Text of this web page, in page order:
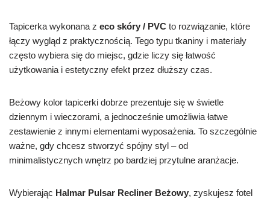
Tapicerka wykonana z eco skóry / PVC to rozwiązanie, które
łączy wygląd z praktycznością. Tego typu tkaniny i materiały
często wybiera się do miejsc, gdzie liczy się łatwość
użytkowania i estetyczny efekt przez dłuższy czas.
Beżowy kolor tapicerki dobrze prezentuje się w świetle
dziennym i wieczorami, a jednocześnie umożliwia łatwe
zestawienie z innymi elementami wyposażenia. To szczególnie
ważne, gdy chcesz stworzyć spójny styl – od
minimalistycznych wnętrz po bardziej przytulne aranżacje.
Wybierając Halmar Pulsar Recliner Beżowy, zyskujesz fotel